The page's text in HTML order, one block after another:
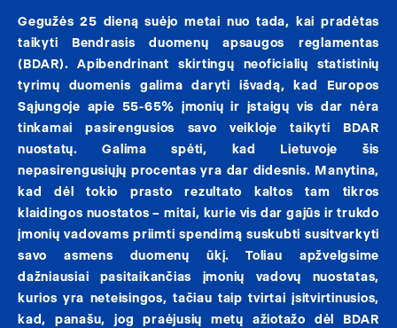
Gegužės 25 dieną suėjo metai nuo tada, kai pradėtas
taikyti Bendrasis duomenų apsaugos reglamentas
(BDAR). Apibendrinant skirtingų neoficialių statistinių
tyrimų duomenis galima daryti išvadą, kad Europos
Sąjungoje apie 55-65% įmonių ir įstaigų vis dar nėra
tinkamai pasirengusios savo veikloje taikyti BDAR
nuostatų. Galima spėti, kad Lietuvoje šis
nepasirengusiųjų procentas yra dar didesnis. Manytina,
kad dėl tokio prasto rezultato kaltos tam tikros
klaidingos nuostatos – mitai, kurie vis dar gajūs ir trukdo
įmonių vadovams priimti spendimą suskubti susitvarkyti
savo asmens duomenų ūkį. Toliau apžvelgsime
dažniausiai pasitaikančias įmonių vadovų nuostatas,
kurios yra neteisingos, tačiau taip tvirtai įsitvirtinusios,
kad, panašu, jog praėjusių metų ažiotažo dėl BDAR